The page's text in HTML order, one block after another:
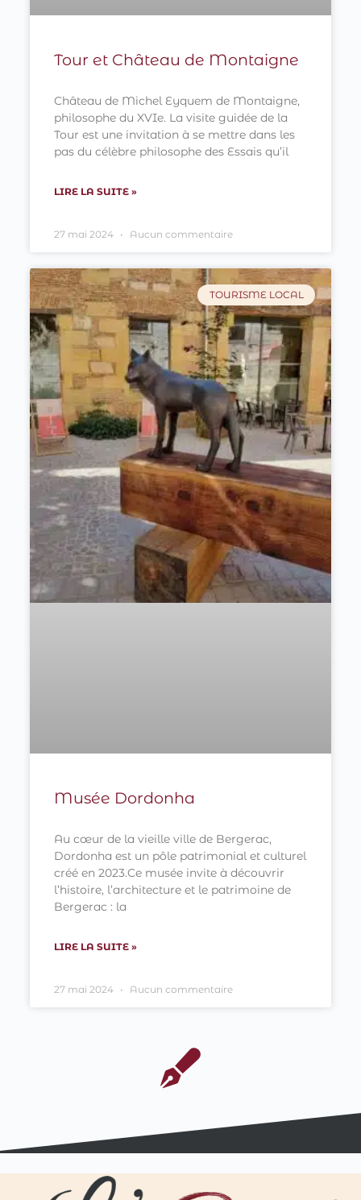
Tour et Château de Montaigne
Château de Michel Eyquem de Montaigne,
philosophe du XVIe. La visite guidée de la
Tour est une invitation à se mettre dans les
pas du célèbre philosophe des Essais qu’il
LIRE LA SUITE »
27 mai 2024 Aucun commentaire
TOURISME LOCAL
Musée Dordonha
Au cœur de la vieille ville de Bergerac,
Dordonha est un pôle patrimonial et culturel
créé en 2023.Ce musée invite à découvrir
l’histoire, l’architecture et le patrimoine de
Bergerac : la
LIRE LA SUITE »
27 mai 2024 Aucun commentaire